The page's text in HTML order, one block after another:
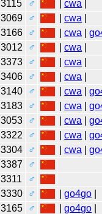
3115 ♂ |cwa
3069 ♂ |cwa
3166 ♂ |cwa |
3012 ♂ |cwa
3373 ♂ |cwa
3406 ♂ |cwa
3140 ♂ |cwa |
3183 ♂ |cwa |
3053 ♂ |cwa |
3322 ♂ |cwa |
3304 ♂ |cwa |
3387
♂
3311
♂
3330 ♂ |go4go
3165 ♂ |go4go